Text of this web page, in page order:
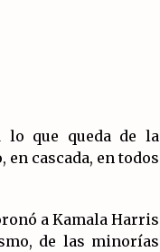
Estambul por un
la OTAN, el
lo que queda de la
cascada, en todos
a Kamala Harris
de las minorías